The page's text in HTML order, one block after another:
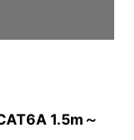
1.5m～